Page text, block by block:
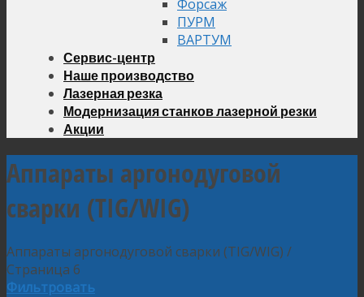
Форсаж
ПУРМ
ВАРТУМ
Сервис-центр
Наше производство
Лазерная резка
Модернизация станков лазерной резки
Акции
Аппараты аргонодуговой
сварки (TIG/WIG)
Аппараты аргонодуговой сварки (TIG/WIG) /
Страница 6
Фильтровать